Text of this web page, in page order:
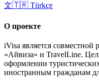
文🇹🇷 Türkçe
О проекте
iVisa является
«Айвиза» и TravelLine.
оформлении
иностранным гражданам